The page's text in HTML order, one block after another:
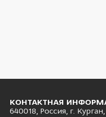
КОНТАКТНАЯ
640018, Россия, г.